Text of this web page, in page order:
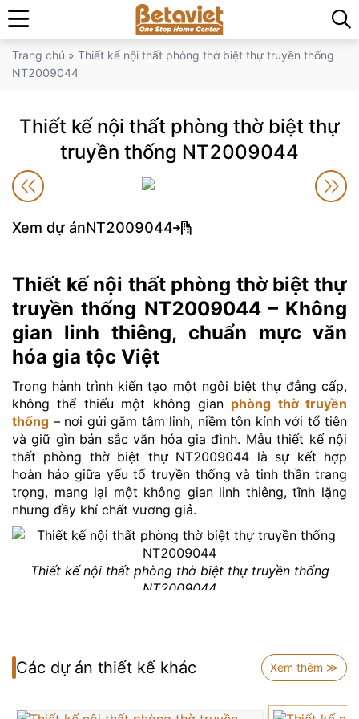
Trang chủ » Thiết kế nội thất phòng thờ biệt thự truyền thống
NT2009044
Thiết kế nội thất phòng thờ biệt thự
truyền thống NT2009044
Xem dự ánNT2009044
Thiết kế nội thất phòng thờ biệt thự
truyền thống NT2009044 – Không
gian linh thiêng, chuẩn mực văn
hóa gia tộc Việt
Trong hành trình kiến tạo một ngôi biệt thự đẳng cấp,
không thể thiếu một không gian phòng thờ truyền
thống – nơi gửi gắm tâm linh, niềm tôn kính với tổ tiên
và giữ gìn bản sắc văn hóa gia đình. Mẫu thiết kế nội
thất phòng thờ biệt thự NT2009044 là sự kết hợp
hoàn hảo giữa yếu tố truyền thống và tinh thần trang
trọng, mang lại một không gian linh thiêng, tĩnh lặng
nhưng đầy khí chất vương giả.
Thiết kế nội thất phòng thờ biệt thự truyền thống
NT2009044
Đông. Không gian rộng rãi, trần cao và thông thoáng
với hệ cửa sổ lớn đón ánh sáng tự nhiên, tạo nên một
môi trường thanh tịnh, thích hợp cho việc thờ cúng,
Các dự án thiết kế khác Xem thêm ≫